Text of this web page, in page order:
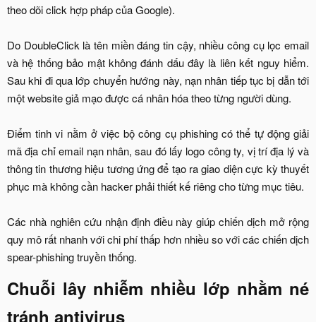
theo dõi click hợp pháp của Google).
Do DoubleClick là tên miền đáng tin cậy, nhiều công cụ lọc email
và hệ thống bảo mật không đánh dấu đây là liên kết nguy hiểm.
Sau khi đi qua lớp chuyển hướng này, nạn nhân tiếp tục bị dẫn tới
một website giả mạo được cá nhân hóa theo từng người dùng.
Điểm tinh vi nằm ở việc bộ công cụ phishing có thể tự động giải
mã địa chỉ email nạn nhân, sau đó lấy logo công ty, vị trí địa lý và
thông tin thương hiệu tương ứng để tạo ra giao diện cực kỳ thuyết
phục mà không cần hacker phải thiết kế riêng cho từng mục tiêu.
Các nhà nghiên cứu nhận định điều này giúp chiến dịch mở rộng
quy mô rất nhanh với chi phí thấp hơn nhiều so với các chiến dịch
spear-phishing truyền thống.​
Chuỗi lây nhiễm nhiều lớp nhằm né
tránh antivirus​